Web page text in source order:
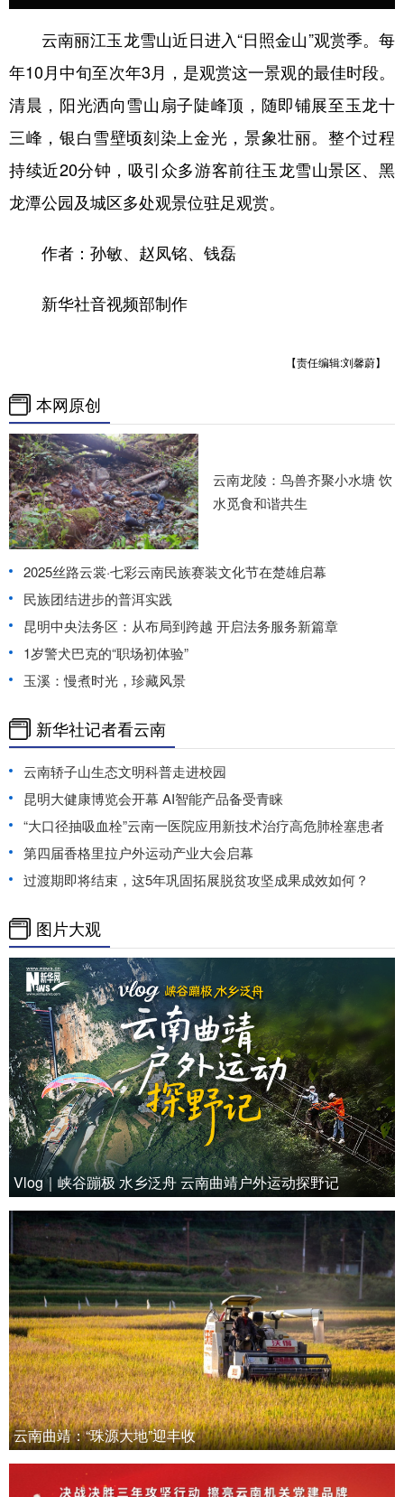
云南丽江玉龙雪山近日进入“日照金山”观赏季。每
年10月中旬至次年3月，是观赏这一景观的最佳时段。
清晨，阳光洒向雪山扇子陡峰顶，随即铺展至玉龙十
三峰，银白雪壁顷刻染上金光，景象壮丽。整个过程
持续近20分钟，吸引众多游客前往玉龙雪山景区、黑
龙潭公园及城区多处观景位驻足观赏。
作者：孙敏、赵凤铭、钱磊
新华社音视频部制作
【责任编辑:刘馨蔚】
本网原创
云南龙陵：鸟兽齐聚小水塘 饮
水觅食和谐共生
2025丝路云裳·七彩云南民族赛装文化节在楚雄启幕
民族团结进步的普洱实践
昆明中央法务区：从布局到跨越 开启法务服务新篇章
1岁警犬巴克的“职场初体验”
玉溪：慢煮时光，珍藏风景
新华社记者看云南
云南轿子山生态文明科普走进校园
昆明大健康博览会开幕 AI智能产品备受青睐
“大口径抽吸血栓”云南一医院应用新技术治疗高危肺栓塞患者
第四届香格里拉户外运动产业大会启幕
过渡期即将结束，这5年巩固拓展脱贫攻坚成果成效如何？
图片大观
Vlog｜峡谷蹦极 水乡泛舟 云南曲靖户外运动探野记
云南曲靖：“珠源大地”迎丰收